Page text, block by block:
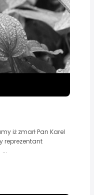
iż zmarł Pan Karel
reprezentant